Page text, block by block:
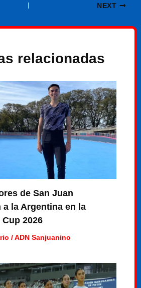
NEXT
relacionadas
de San Juan
a la Argentina en la
2026
/ADN Sanjuanino